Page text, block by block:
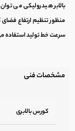
بالابر هیدرولیکی می
منظور تنظیم ارتفاع فضای
سرعت خط تولید استفاده
مشخصات فنی
کورس بالابری